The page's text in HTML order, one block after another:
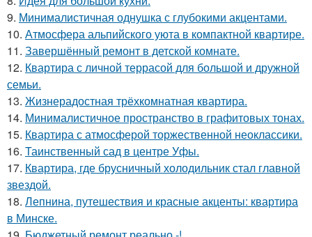
9. Минималистичная однушка с глубокими акцентами.
10. Атмосфера альпийского уюта в компактной квартире.
11. Завершённый ремонт в детской комнате.
12. Квартира с личной террасой для большой и дружной
семьи.
13. Жизнерадостная трёхкомнатная квартира.
14. Минималистичное пространство в графитовых тонах.
15. Квартира с атмосферой торжественной неоклассики.
16. Таинственный сад в центре Уфы.
17. Квартира, где брусничный холодильник стал главной
звездой.
18. Лепнина, путешествия и красные акценты: квартира
в Минске.